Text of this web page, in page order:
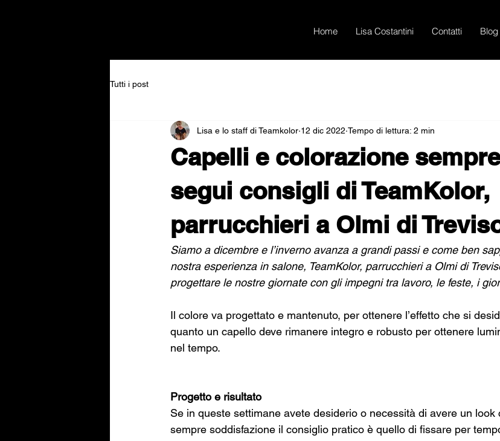
Home Lisa Costantini Contatti Blog
Tutti i post
Capelli e colorazione
segui consigli di TeamKolor,
parrucchieri a Olmi di
Lisa e lo staff di Teamkolor 12 dic 2022 Tempo di lettura: 2 min
Siamo a dicembre e l’inverno avanza a grandi passi e come ben
nostra esperienza in salone, TeamKolor, parrucchieri a Olmi di
progettare le nostre giornate con gli impegni tra lavoro, le feste, i
Il colore va progettato e mantenuto, per ottenere l’effetto che si
quanto un capello deve rimanere integro e robusto per ottenere
nel tempo.
Progetto e risultato
Se in queste settimane avete desiderio o necessità di avere un look
sempre soddisfazione il consiglio pratico è quello di fissare per